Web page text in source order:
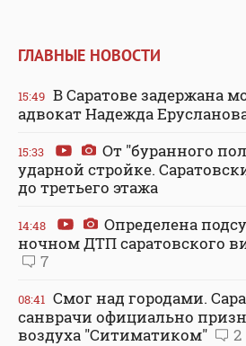
ГЛАВНЫЕ НОВОСТИ
15:49 В Саратове задержана
адвокат Надежда
15:33
От "буранного
ударной стройке.
до третьего этажа
14:48
Определена
ночном ДТП саратовского
7
08:41 Смог над городами.
санврачи официально
воздуха "Ситиматиком"
2